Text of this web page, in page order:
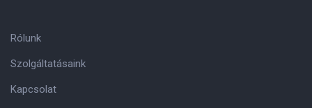
Rólunk
Szolgáltatásaink
Kapcsolat